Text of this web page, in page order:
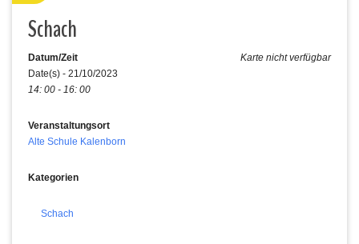
Schach
Karte nicht verfügbar
Datum/Zeit
Date(s) - 21/10/2023
14: 00 - 16: 00
Veranstaltungsort
Alte Schule Kalenborn
Kategorien
Schach